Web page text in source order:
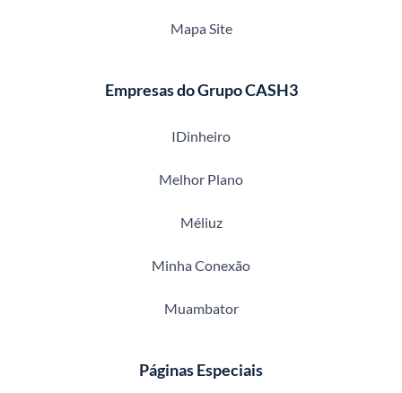
Mapa Site
Empresas do Grupo CASH3
IDinheiro
Melhor Plano
Méliuz
Minha Conexão
Muambator
Páginas Especiais